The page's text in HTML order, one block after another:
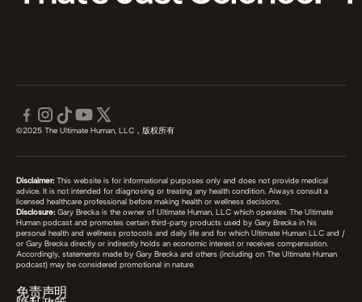
©2025 The Ultimate Human, LLC，版权所有
Disclaimer: This website is for informational purposes only and does not provide medical
advice. It is not intended for diagnosing or treating any health condition. Always consult a
licensed healthcare professional before making health or wellness decisions.
Disclosure: Gary Brecka is the owner of Ultimate Human, LLC which operates The Ultimate
Human podcast and promotes certain third-party products used by Gary Brecka in his
personal health and wellness protocols and daily life and for which Ultimate Human LLC and /
or Gary Brecka directly or indirectly holds an economic interest or receives compensation.
Accordingly, statements made by Gary Brecka and others (including on The Ultimate Human
podcast) may be considered promotional in nature.
免责声明